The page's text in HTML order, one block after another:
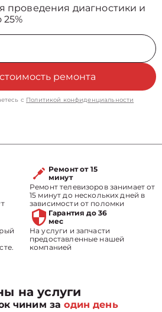
проведения диагностики и
25%
ремонта
с Политикой конфиденциальности
Ремонт от 15
минут
Ремонт телевизоров занимает от
15 минут до нескольких дней в
зависимости от поломки
Гарантия до 36
мес
На услуги и запчасти
предоставленные нашей
компанией
на услуги
чиним заодин день